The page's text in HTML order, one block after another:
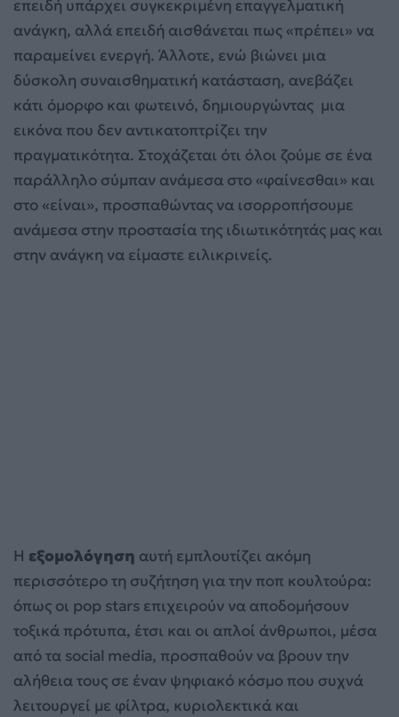
επειδή υπάρχει συγκεκριμένη επαγγελματική
ανάγκη, αλλά επειδή αισθάνεται πως «πρέπει» να
παραμείνει ενεργή. Άλλοτε, ενώ βιώνει μια
δύσκολη συναισθηματική κατάσταση, ανεβάζει
κάτι όμορφο και φωτεινό, δημιουργώντας μια
εικόνα που δεν αντικατοπτρίζει την
πραγματικότητα. Στοχάζεται ότι όλοι ζούμε σε ένα
παράλληλο σύμπαν ανάμεσα στο «φαίνεσθαι» και
στο «είναι», προσπαθώντας να ισορροπήσουμε
ανάμεσα στην προστασία της ιδιωτικότητάς μας και
στην ανάγκη να είμαστε ειλικρινείς.
Η εξομολόγηση αυτή εμπλουτίζει ακόμη
περισσότερο τη συζήτηση για την ποπ κουλτούρα:
όπως οι pop stars επιχειρούν να αποδομήσουν
τοξικά πρότυπα, έτσι και οι απλοί άνθρωποι, μέσα
από τα social media, προσπαθούν να βρουν την
αλήθεια τους σε έναν ψηφιακό κόσμο που συχνά
λειτουργεί με φίλτρα, κυριολεκτικά και